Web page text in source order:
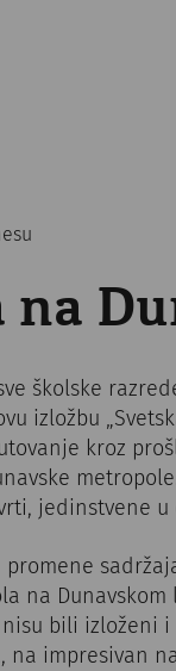
školske
izložbu
kroz
jedinstvene u
promene
na
bili izloženi
na impresivan